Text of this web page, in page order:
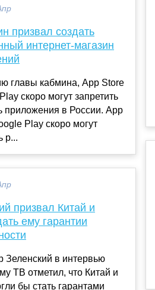
призвал создать
интернет-магазин
главы кабмина, Аpp Store
скоро могут запретить
приложения в России. Аpp
Play скоро могут
р...
призвал Китай и
ему гарантии
Зеленский в интервью
ТВ отметил, что Китай и
бы стать гарантами